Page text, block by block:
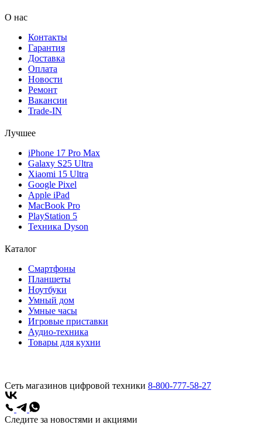
О нас
Контакты
Гарантия
Доставка
Оплата
Новости
Ремонт
Вакансии
Trade-IN
Лучшее
iPhone 17 Pro Max
Galaxy S25 Ultra
Xiaomi 15 Ultra
Google Pixel
Apple iPad
MacBook Pro
PlayStation 5
Техника Dyson
Каталог
Смартфоны
Планшеты
Ноутбуки
Умный дом
Умные часы
Игровые приставки
Аудио-техника
Товары для кухни
Сеть магазинов цифровой техники 8-800-777-58-27
Следите за новостями и акциями